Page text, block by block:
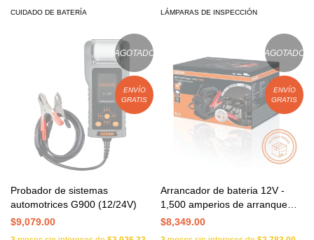
CUIDADO DE BATERÍA LÁMPARAS DE INSPECCIÓN
AGOTADO
ENVÍO
GRATIS
Probador de sistemas
automotrices G900 (12/24V)
$9,079.00
AGOTADO
ENVÍO
GRATIS
Arrancador de bateria 12V -
1,500 amperios de arranque
Mod. 700
$8,349.00